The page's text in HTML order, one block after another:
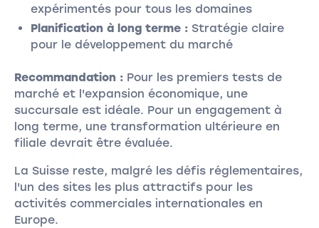
expérimentés pour tous les domaines
Planification à long terme : Stratégie claire
pour le développement du marché
Recommandation :Pour les premiers tests de
marché et l'expansion économique, une
succursale est idéale. Pour un engagement à
long terme, une transformation ultérieure en
filiale devrait être évaluée.
La Suisse reste, malgré les défis réglementaires,
l'un des sites les plus attractifs pour les
activités commerciales internationales en
Europe.